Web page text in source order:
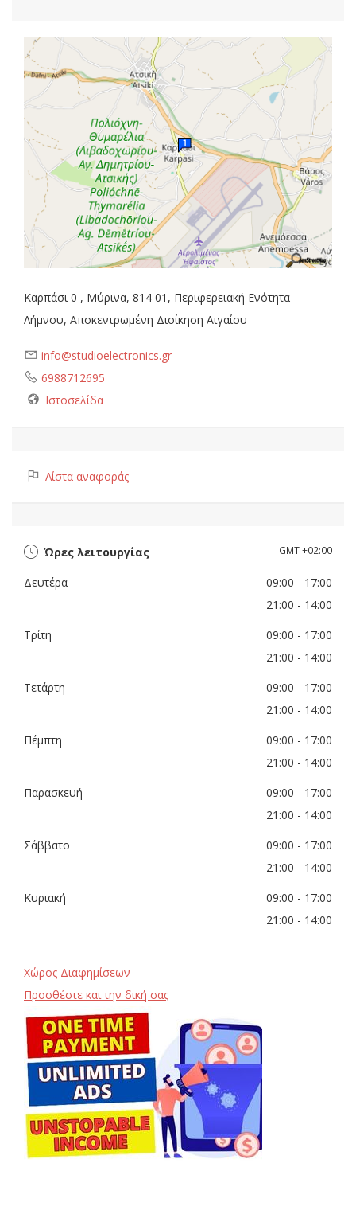
Καρπάσι 0 , Μύρινα, 814 01, Περιφερειακή Ενότητα
Λήμνου, Αποκεντρωμένη Διοίκηση Αιγαίου
info@studioelectronics.gr
6988712695
Ιστοσελίδα
Λίστα αναφοράς
Ώρες λειτουργίας GMT +02:00
Δευτέρα 09:00 - 17:00
21:00 - 14:00
Τρίτη
09:00 - 17:00
21:00 - 14:00
Τετάρτη
09:00 - 17:00
21:00 - 14:00
Πέμπτη
09:00 - 17:00
21:00 - 14:00
Παρασκευή
09:00 - 17:00
21:00 - 14:00
Σάββατο
09:00 - 17:00
21:00 - 14:00
Κυριακή
09:00 - 17:00
21:00 - 14:00
Χώρος Διαφημίσεων
Προσθέστε και την δική σας